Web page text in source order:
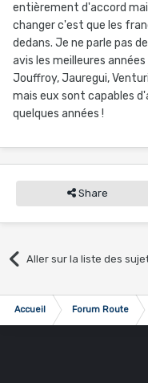
entièrement d'accord
changer c'est que les
dedans. Je ne parle pas
avis les meilleures
Jouffroy, Jauregui,
mais eux sont capables
quelques années !
Share
Aller sur la liste des
Accueil Forum Route